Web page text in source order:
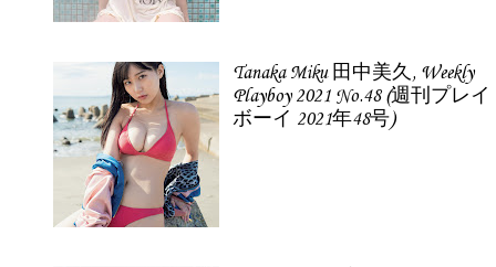
Tanaka Miku 田中美久, Weekly
Playboy 2021 No.48 (週刊プレイ
ボーイ 2021年48号)